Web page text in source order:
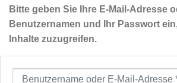
Bitte geben Sie Ihre E-Mail-Adresse
Benutzernamen und Ihr Passwort
Inhalte zuzugreifen.
Benutzername oder E-Mail-Adresse